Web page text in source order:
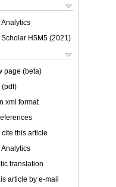
Analytics
H5M5 (2021 )
page (beta)
(pdf)
xml format
cite this article
Analytics
translation
article by e-mail